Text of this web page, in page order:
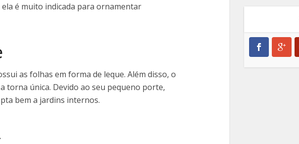
é muito indicada para ornamentar
as folhas em forma de leque. Além disso, o
torna única. Devido ao seu pequeno porte,
bem a jardins internos.